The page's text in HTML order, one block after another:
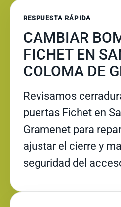
RESPUESTA RÁPIDA
CAMBIAR
FICHET EN
COLOMA DE
Revisamos
puertas Fichet en
Gramenet para
ajustar el cierre y
seguridad del